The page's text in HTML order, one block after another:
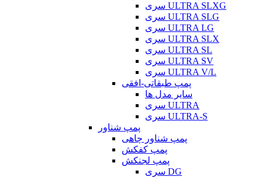
سری ULTRA SLXG
سری ULTRA SLG
سری ULTRA LG
سری ULTRA SLX
سری ULTRA SL
سری ULTRA SV
سری ULTRA V/L
پمپ طبقاتی-افقی
سایر مدل ها
سری ULTRA
سری ULTRA-S
پمپ شناور
پمپ شناور چاهی
پمپ کفکش
پمپ لجنکش
سری DG